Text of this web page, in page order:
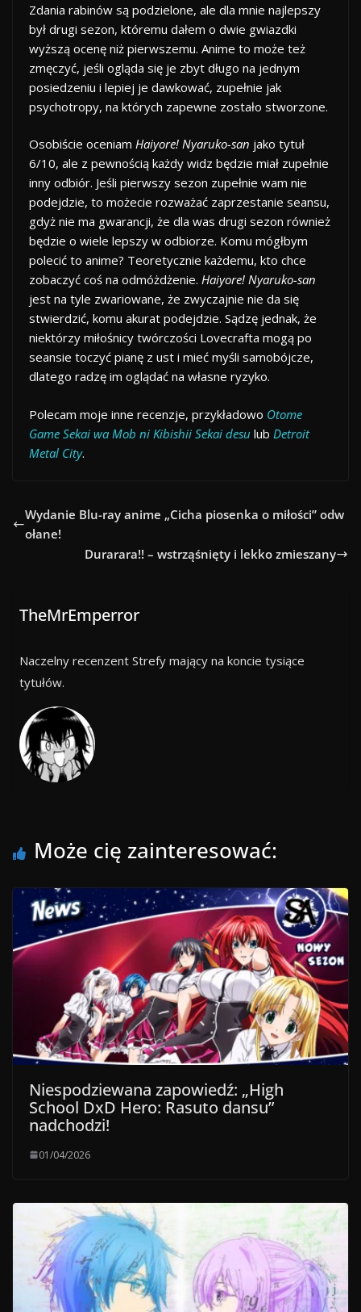
Zdania rabinów są podzielone, ale dla mnie najlepszy
był drugi sezon, któremu dałem o dwie gwiazdki
wyższą ocenę niż pierwszemu. Anime to może też
zmęczyć, jeśli ogląda się je zbyt długo na jednym
posiedzeniu i lepiej je dawkować, zupełnie jak
psychotropy, na których zapewne zostało stworzone.
Osobiście oceniam Haiyore! Nyaruko-san jako tytuł
6/10, ale z pewnością każdy widz będzie miał zupełnie
inny odbiór. Jeśli pierwszy sezon zupełnie wam nie
podejdzie, to możecie rozważać zaprzestanie seansu,
gdyż nie ma gwarancji, że dla was drugi sezon również
będzie o wiele lepszy w odbiorze. Komu mógłbym
polecić to anime? Teoretycznie każdemu, kto chce
zobaczyć coś na odmóżdżenie. Haiyore! Nyaruko-san
jest na tyle zwariowane, że zwyczajnie nie da się
stwierdzić, komu akurat podejdzie. Sądzę jednak, że
niektórzy miłośnicy twórczości Lovecrafta mogą po
seansie toczyć pianę z ust i mieć myśli samobójcze,
dlatego radzę im oglądać na własne ryzyko.
Polecam moje inne recenzje, przykładowo Otome
Game Sekai wa Mob ni Kibishii Sekai desu lub Detroit
Metal City.
Wydanie Blu-ray anime „Cicha piosenka o miłości” odw
ołane!
Durarara!! – wstrząśnięty i lekko zmieszany
TheMrEmperror
Naczelny recenzent Strefy mający na koncie tysiące
tytułów.
Może cię zainteresować:
Niespodziewana zapowiedź: „High
School DxD Hero: Rasuto dansu”
nadchodzi!
01/04/2026